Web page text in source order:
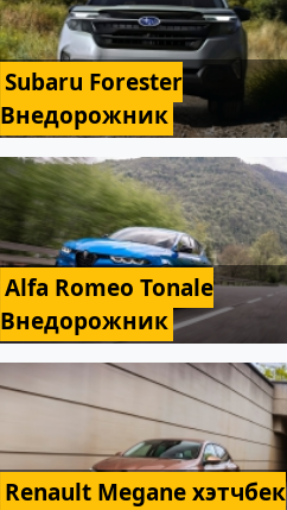
Subaru Forester
Внедорожник
Alfa Romeo Tonale
Внедорожник
Renault Megane хэтчбек